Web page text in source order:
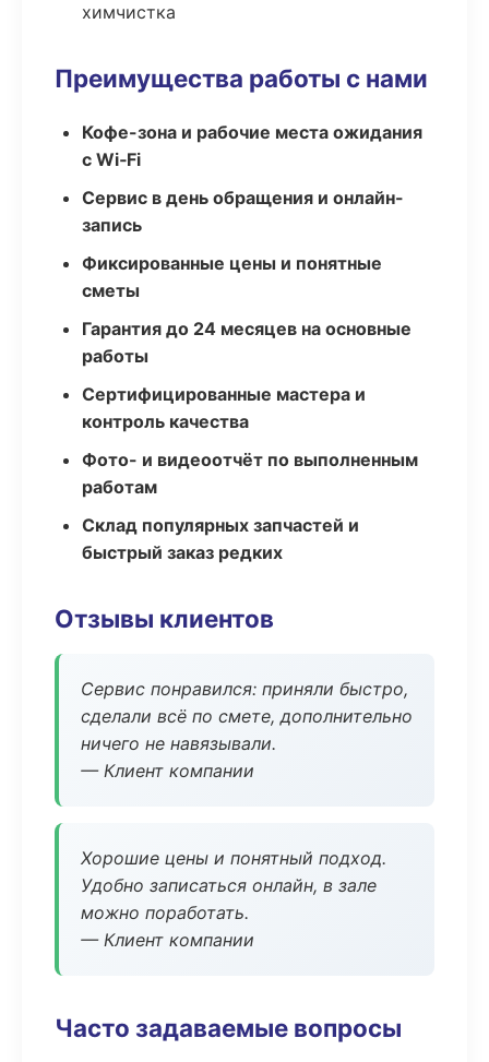
химчистка
Преимущества работы с нами
Кофе-зона и рабочие места ожидания
с Wi‑Fi
Сервис в день обращения и онлайн-
запись
Фиксированные цены и понятные
сметы
Гарантия до 24 месяцев на основные
работы
Сертифицированные мастера и
контроль качества
Фото- и видеоотчёт по выполненным
работам
Склад популярных запчастей и
быстрый заказ редких
Отзывы клиентов
Сервис понравился: приняли быстро,
сделали всё по смете, дополнительно
ничего не навязывали.
— Клиент компании
Хорошие цены и понятный подход.
Удобно записаться онлайн, в зале
можно поработать.
— Клиент компании
Часто задаваемые вопросы